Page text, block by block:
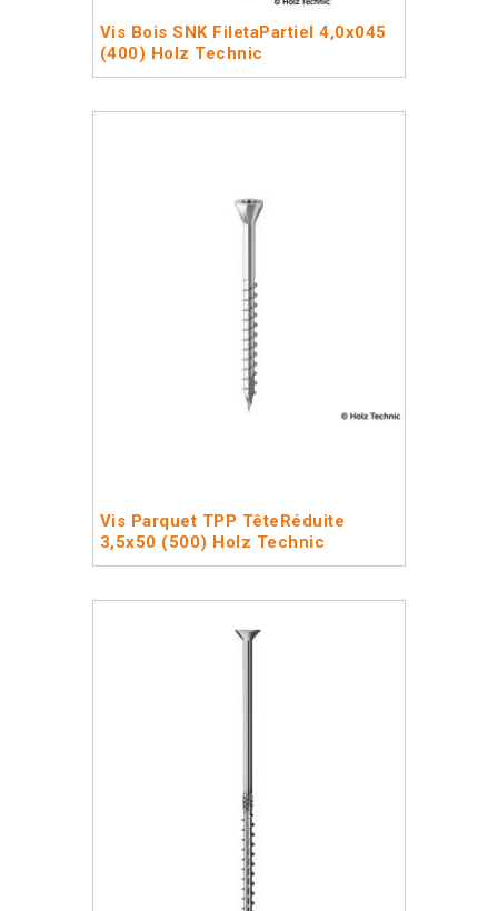
Vis Bois SNK FiletaPartiel 4,0x045
(400) Holz Technic
Vis Parquet TPP TêteRéduite
3,5x50 (500) Holz Technic